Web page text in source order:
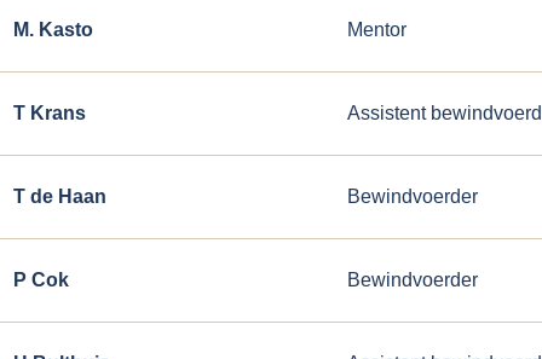
M. Kasto Mentor
T Krans Assistent
T de Haan Bewindvoerder
P Cok Bewindvoerder